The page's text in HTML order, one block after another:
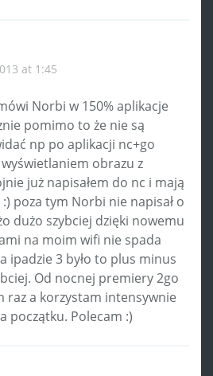
at 1:45
Norbi w 150% aplikacje
pomimo to że nie są
np po aplikacji nc+go
obrazu z
już napisałem do nc i mają
poza tym Norbi nie napisał o
dużo szybciej dzięki nowemu
na moim wifi nie spada
ipadzie 3 było to plus minus
Od nocnej premiery 2go
raz a korzystam intensywnie
początku. Polecam :)